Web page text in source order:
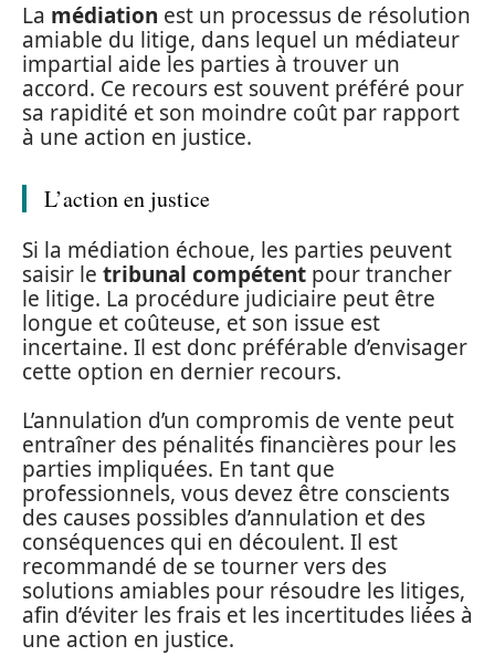
La médiation est un processus de résolution
amiable du litige, dans lequel un médiateur
impartial aide les parties à trouver un
accord. Ce recours est souvent préféré pour
sa rapidité et son moindre coût par rapport
à une action en justice.
L’action en justice
Si la médiation échoue, les parties peuvent
saisir le tribunal compétent pour trancher
le litige. La procédure judiciaire peut être
longue et coûteuse, et son issue est
incertaine. Il est donc préférable d’envisager
cette option en dernier recours.
L’annulation d’un compromis de vente peut
entraîner des pénalités financières pour les
parties impliquées. En tant que
professionnels, vous devez être conscients
des causes possibles d’annulation et des
conséquences qui en découlent. Il est
recommandé de se tourner vers des
solutions amiables pour résoudre les litiges,
afin d’éviter les frais et les incertitudes liées à
une action en justice.